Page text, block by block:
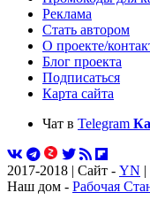
Реклама
Стать автором
О проекте/
Блог проекта
Подписаться
Карта сайта
Чат в Telegram
2017-2018 | Сайт - YN
Наш дом - Рабочая